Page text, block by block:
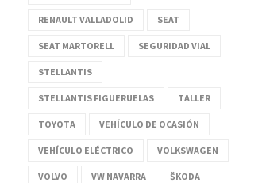
RENAULT VALLADOLID SEAT
SEAT MARTORELL SEGURIDAD VIAL
STELLANTIS
STELLANTIS FIGUERUELAS TALLER
TOYOTA VEHÍCULO DE OCASIÓN
VEHÍCULO ELÉCTRICO VOLKSWAGEN
VOLVO VW NAVARRA ŠKODA